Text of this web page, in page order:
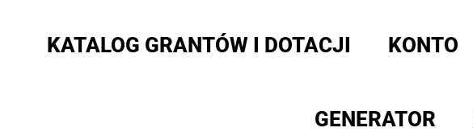
KATALOG GRANTÓW I DOTACJI KONTO
GENERATOR